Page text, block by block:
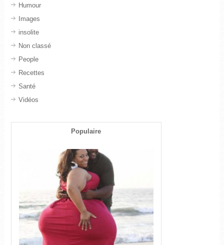
Humour
Images
insolite
Non classé
People
Recettes
Santé
Vidéos
Populaire